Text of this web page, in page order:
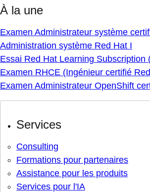
À la une
Examen Administrateur système
Administration système Red Hat I
Essai Red Hat Learning Subscription
Examen RHCE (Ingénieur certifié
Examen Administrateur OpenShift
Services
Consulting
Formations pour partenaires
Assistance pour les produits
Services pour l'IA